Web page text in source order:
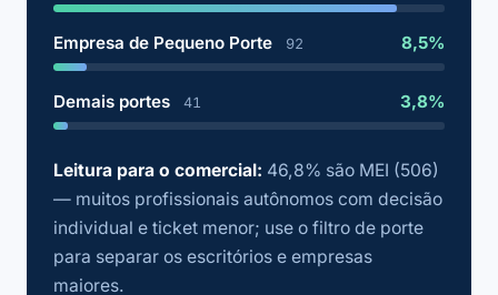
Empresa de Pequeno Porte 92 8,5%
Demais portes 41 3,8%
Leitura para o comercial: 46,8% são MEI (506)
— muitos profissionais autônomos com decisão
individual e ticket menor; use o filtro de porte
para separar os escritórios e empresas
maiores.